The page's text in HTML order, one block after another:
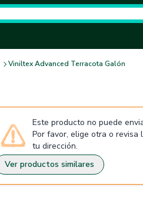
Viniltex Advanced Terracota Galón
Este producto no puede
Por favor, elige otra o revisa
tu dirección.
Ver productos similares